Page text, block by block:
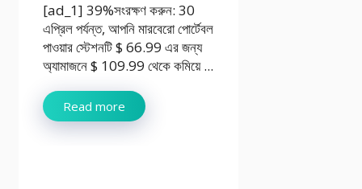
[ad_1] 39%সংরক্ষণ করুন: 30
এপ্রিল পর্যন্ত, আপনি মারবেরো পোর্টেবল
পাওয়ার স্টেশনটি $ 66.99 এর জন্য
অ্যামাজনে $ 109.99 থেকে কমিয়ে ...
Read more